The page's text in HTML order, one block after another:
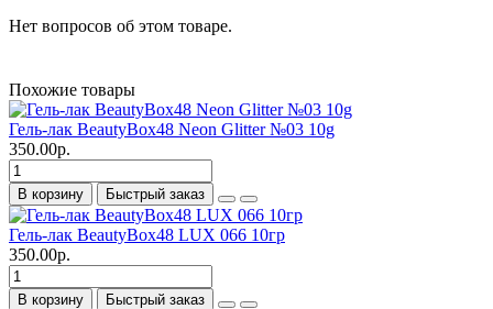
Нет вопросов об этом товаре.
Похожие товары
Гель-лак BeautyBox48 Neon Glitter №03 10g
350.00р.
В корзину Быстрый заказ
Гель-лак BeautyBox48 LUX 066 10гр
350.00р.
В корзину Быстрый заказ